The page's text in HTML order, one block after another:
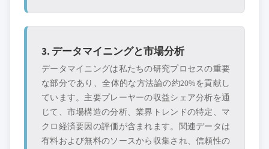
3. データマイニングと市場分析
データマイニングは私たちの研究プロセスの重要
な部分であり、全体的な方法論の約20%を貢献し
ています。主要プレーヤーの収益シェア分析を通
じて、市場構造の分析、業界トレンドの特定、マ
クロ経済要因の評価が含まれます。関連データは
有料および無料のソースから収集され、信頼性の